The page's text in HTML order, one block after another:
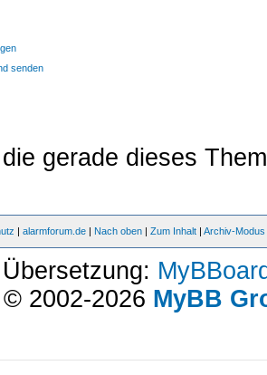
senden
gerade dieses
|alarmforum.de | Nach oben |Zum Inhalt |Archiv-Modus
2002-2026 MyBB